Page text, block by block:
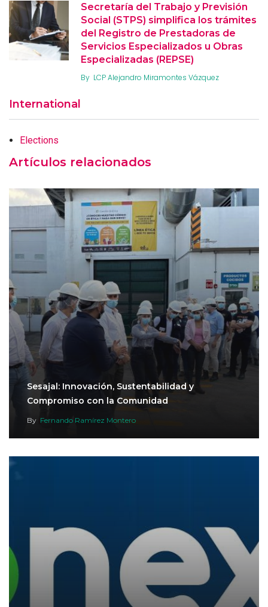
Secretaría del Trabajo y Previsión
Social (STPS) simplifica los trámites
del Registro de Prestadoras de
Servicios Especializados u Obras
Especializadas (REPSE)
By LCP Alejandro Miramontes Vázquez
International
Elections
Artículos relacionados
Sesajal: Innovación, Sustentabilidad y
Compromiso con la Comunidad
By Fernando Ramírez Montero